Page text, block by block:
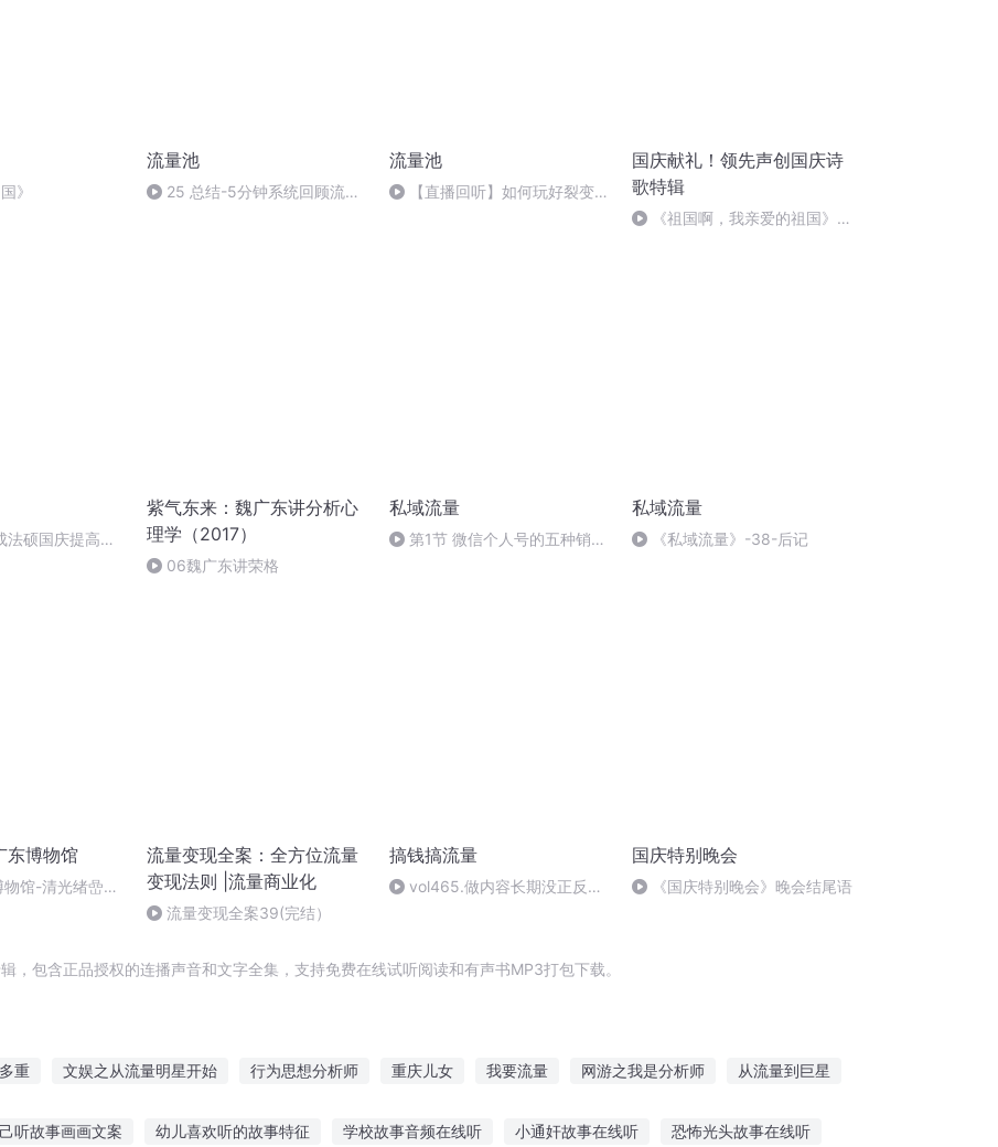
》
流量池
25 总结-5分钟系统回顾流量
流量池
【直播回听】如何玩好裂变营
国庆献礼！领先声创国庆诗
歌特辑
《祖国啊，我亲爱的祖国》温
法硕国庆提高班
紫气东来：魏广东讲分析心
理学（2017）
06魏广东讲荣格
私域流量
第1节 微信个人号的五种销售
私域流量
《私域流量》-38-后记
东博物馆
馆-清光绪嵒华
流量变现全案：全方位流量
变现法则 |流量商业化
流量变现全案39(完结）
搞钱搞流量
vol465.做内容长期没正反
国庆特别晚会
《国庆特别晚会》晚会结尾语
，包含正品授权的连播声音和文字全集，支持免费在线试听阅读和有声书MP3打包下载。
重 文娱之从流量明星开始 行为思想分析师 重庆儿女 我要流量 网游之我是分析师 从流量到巨星
听故事画画文案 幼儿喜欢听的故事特征 学校故事音频在线听 小通奸故事在线听 恐怖光头故事在线听